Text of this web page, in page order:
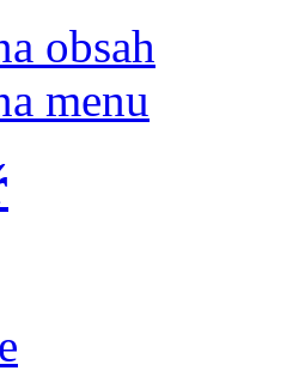
obsah
menu